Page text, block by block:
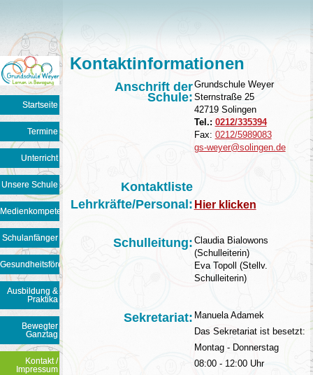
Startseite
Termine
Unterricht
Unsere Schule
Medienkompetenz
Schulanfänger
Gesundheitsförderung
Ausbildung &
Praktika
Bewegter
Ganztag
Kontakt /
Impressum
Kontaktinformationen
Anschrift der
Schule:
Grundschule Weyer
Sternstraße 25
42719 Solingen
Tel.: 0212/335394
Fax: 0212/5989083
gs-weyer@solingen.de
Kontaktliste
Lehrkräfte/Personal: Hier klicken
Schulleitung: Claudia Bialowons
(Schulleiterin)
Eva Topoll (Stellv.
Schulleiterin)
Sekretariat: Manuela Adamek
Das Sekretariat ist besetzt:
Montag - Donnerstag
08:00 - 12:00 Uhr